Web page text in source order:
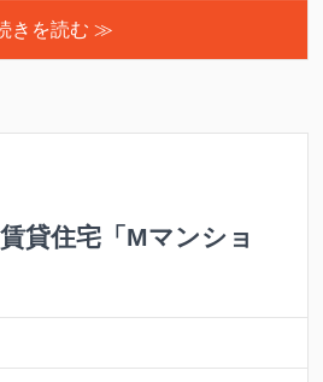
きを読む ≫
貸住宅「Mマンショ